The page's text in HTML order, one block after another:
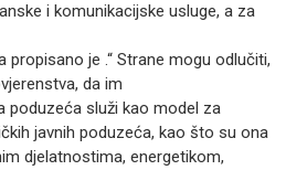
i komunikacijske usluge, a za
propisano je .“ Strane mogu odlučiti,
da im
poduzeća služi kao model za
javnih poduzeća, kao što su ona
djelatnostima, energetikom,